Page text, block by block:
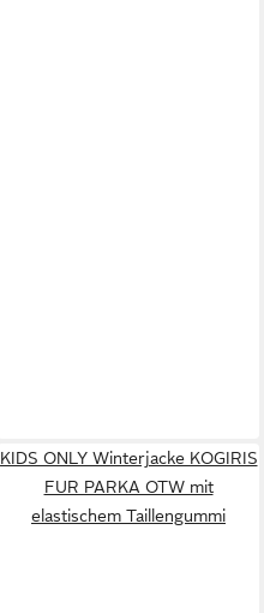
KIDS ONLY Winterjacke KOGIRIS
FUR PARKA OTW mit
elastischem Taillengummi